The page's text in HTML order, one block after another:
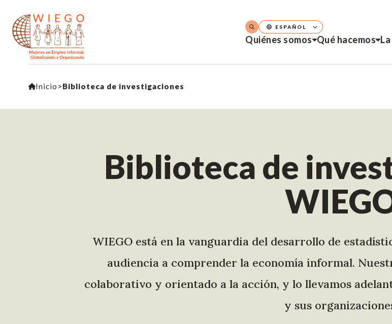
Quiénes somos Qué hacemos
ESPAÑOL
Inicio >Biblioteca de investigaciones
Biblioteca de
WIEGO está en la vanguardia del desarrollo de
audiencia a comprender la economía informal.
colaborativo y orientado a la acción, y lo llevamos
y sus